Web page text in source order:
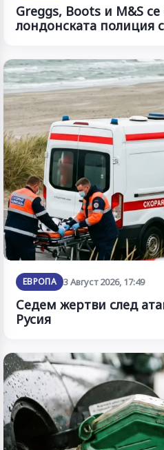
Greggs, Boots и M&S
лондонската полиция
ЕВРОПА 3 Август 2026, 17:49
Седем жертви след
Русия